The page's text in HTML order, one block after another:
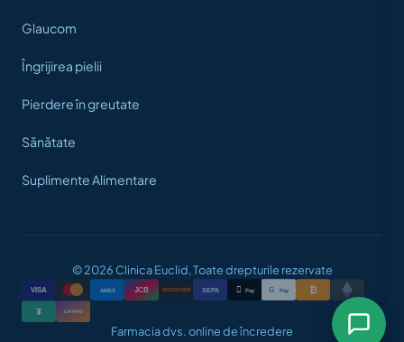
Glaucom
Îngrijirea pielii
Pierdere în greutate
Sănătate
Suplimente Alimentare
© 2026 Clinica Euclid, Toate drepturile rezervate
VISA AMEX JCB DISCOVER SEPA  Pay G Pay ₿
₮ CRYPTO
Farmacia dvs. online de încredere